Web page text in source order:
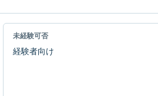
未経験可否
経験者向け